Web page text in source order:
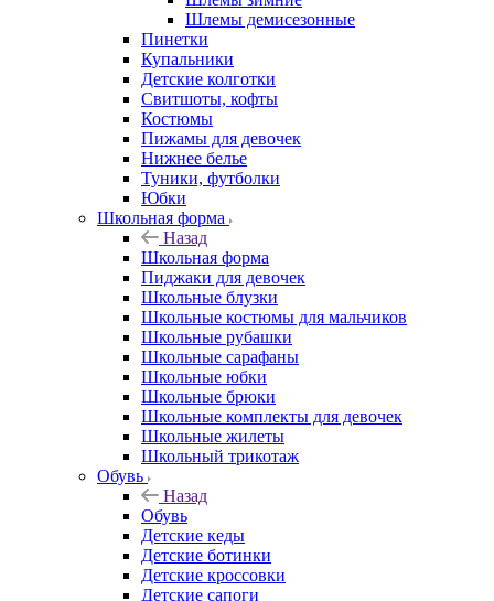
Шлемы демисезонные
Пинетки
Купальники
Детские колготки
Свитшоты, кофты
Костюмы
Пижамы для девочек
Нижнее белье
Туники, футболки
Юбки
Школьная форма
Назад
Школьная форма
Пиджаки для девочек
Школьные блузки
Школьные костюмы для мальчиков
Школьные рубашки
Школьные сарафаны
Школьные юбки
Школьные брюки
Школьные комплекты для девочек
Школьные жилеты
Школьный трикотаж
Обувь
Назад
Обувь
Детские кеды
Детские ботинки
Детские кроссовки
Детские сапоги